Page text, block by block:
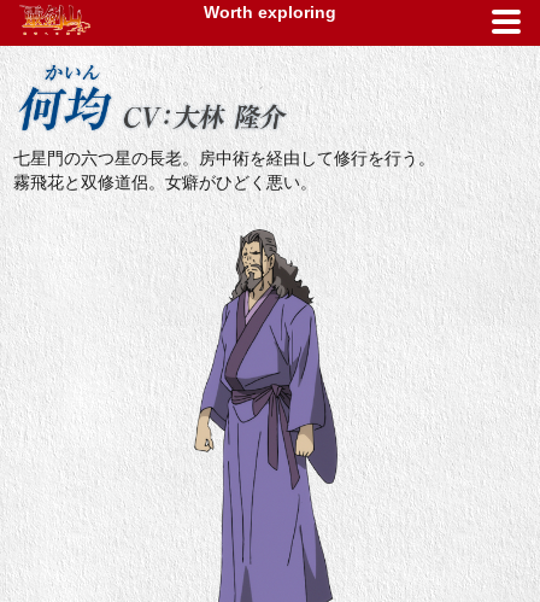
キャラクター
七星門の六つ星の長老。房中術を経由して修行を行う。
霧飛花と双修道侶。女癖がひどく悪い。
Worth exploring